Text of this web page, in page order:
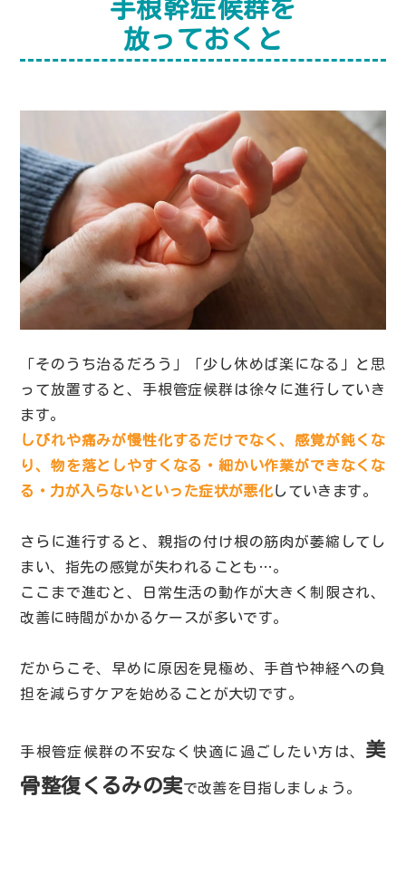
手根幹症候群を
放っておくと
「そのうち治るだろう」「少し休めば楽になる」と思
って放置すると、手根管症候群は徐々に進行していき
ます。
しびれや痛みが慢性化するだけでなく、感覚が鈍くな
り、物を落としやすくなる・細かい作業ができなくな
る・力が入らないといった症状が悪化していきます。
さらに進行すると、親指の付け根の筋肉が萎縮してし
まい、指先の感覚が失われることも…。
ここまで進むと、日常生活の動作が大きく制限され、
改善に時間がかかるケースが多いです。
だからこそ、早めに原因を見極め、手首や神経への負
担を減らすケアを始めることが大切です。
手根管症候群の不安なく快適に過ごしたい方は、 美
骨整復くるみの実で改善を目指しましょう。